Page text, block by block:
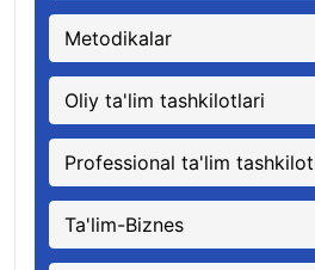
Metodikalar
Oliy ta'lim tashkilotlari
Professional ta'lim
Ta'lim-Biznes